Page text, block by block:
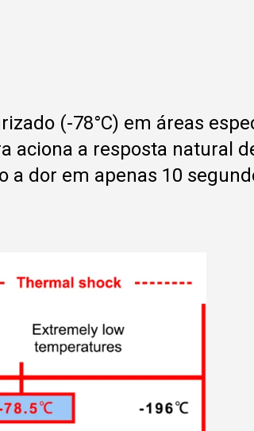
(-78°C) em áreas
a resposta natural
a dor em apenas 10